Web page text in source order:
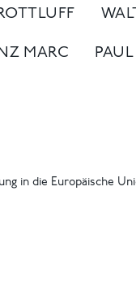
MARC
in die Europäische